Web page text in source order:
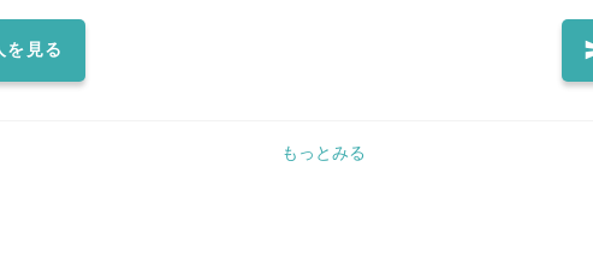
あり、挨拶をしっかりとできる方 ＼未
フさんや店長さんなど 温かいスタッフに
スタッフに 聞いてくださいね♪ 丁寧にお
を見る
ニューからお好きなラーメンをほぼ半額で食べ
料理を扱うお仕事なので清潔感のある格好でお願いしま
髪の毛の長い方は結んでください。 髭はNGです。 ネイル、香水はお
もっとみる